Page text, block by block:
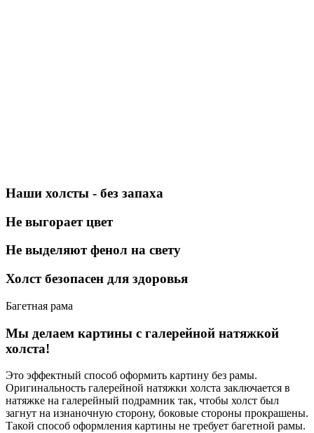
Наши холсты - без запаха
Не выгорает цвет
Не выделяют фенол на свету
Холст безопасен для здоровья
Багетная рама
Мы делаем картины с галерейной натяжкой
холста!
Это эффектный способ оформить картину без рамы.
Оригинальность галерейной натяжки холста заключается в
натяжке на галерейный подрамник так, чтобы холст был
загнут на изнаночную сторону, боковые стороны прокрашены.
Такой способ оформления картины не требует багетной рамы.